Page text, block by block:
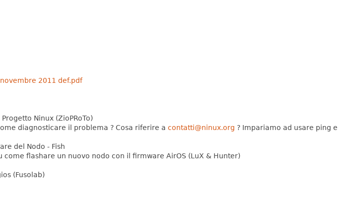
2011 def.pdf
Ninux (ZioPRoTo)
diagnosticare il problema ? Cosa riferire a contatti@ninux.org ? Impariamo ad usare ping e
del Nodo - Fish
come flashare un nuovo nodo con il firmware AirOS (LuX & Hunter)
(Fusolab)